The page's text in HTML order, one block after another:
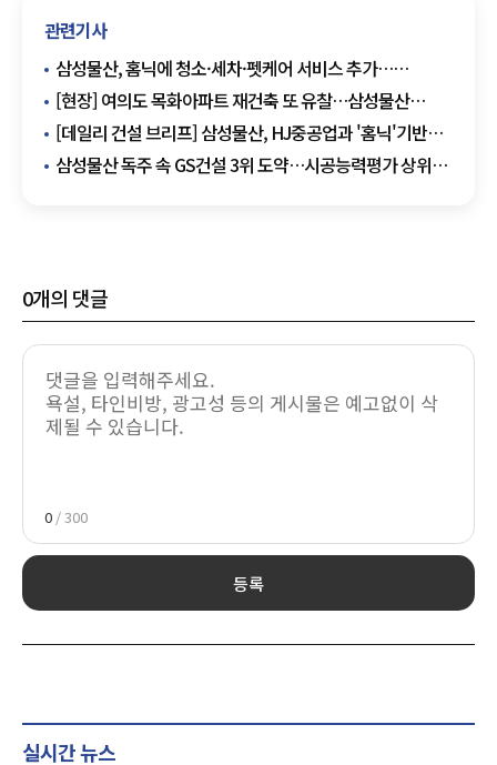
관련기사
삼성물산, 홈닉에 청소·세차·펫케어 서비스 추가…
홈플랫폼 경쟁력 키운다
[현장] 여의도 목화아파트 재건축 또 유찰…삼성물산
무혈입성 청신호
[데일리 건설 브리프] 삼성물산, HJ중공업과 '홈닉'기반
스마트 주거 서비스 확대 外
삼성물산 독주 속 GS건설 3위 도약…시공능력평가 상위권
0개의 댓글
0 / 300
등록
실시간 뉴스